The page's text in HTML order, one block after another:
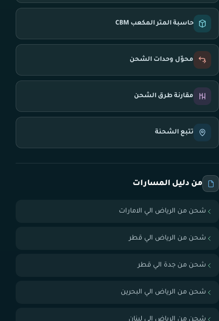
حاسبة المتر المكعب CBM
محوّل وحدات الشحن
مقارنة طرق الشحن
تتبع الشحنة
من دليل المسارات
شحن من الرياض الي الامارات
شحن من الرياض الي قطر
شحن من جدة الي قطر
شحن من الرياض الي البحرين
شحن من الرياض الي لبنان